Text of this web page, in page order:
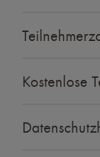
Kostenlose